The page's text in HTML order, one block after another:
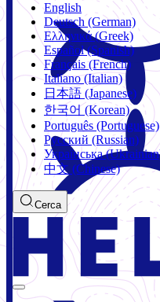
English
Deutsch (German)
Ελληνικά (Greek)
Español (Spanish)
Français (French)
Italiano (Italian)
日本語 (Japanese)
한국어 (Korean)
Português (Portuguese)
Русский (Russian)
Українська
中文 (Chinese)
Cerca